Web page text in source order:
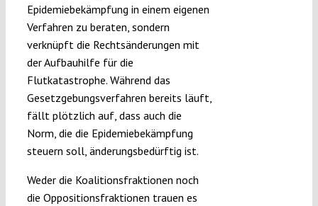
Epidemiebekämpfung in einem eigenen
Verfahren zu beraten, sondern
verknüpft die Rechtsänderungen mit
der Aufbauhilfe für die
Flutkatastrophe. Während das
Gesetzgebungsverfahren bereits läuft,
fällt plötzlich auf, dass auch die
Norm, die die Epidemiebekämpfung
steuern soll, änderungsbedürftig ist.
Weder die Koalitionsfraktionen noch
die Oppositionsfraktionen trauen es